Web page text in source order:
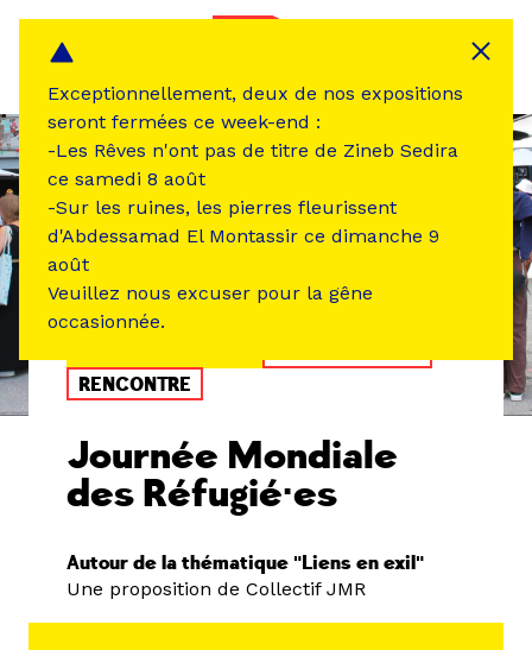
RENCONTRE
Journée Mondiale
des Réfugié·es
Autour de la thématique "Liens en exil"
Une proposition de Collectif JMR
Exceptionnellement, deux de nos expositions
seront fermées ce week-end :
-Les Rêves n'ont pas de titre de Zineb Sedira
ce samedi 8 août
-Sur les ruines, les pierres fleurissent
d'Abdessamad El Montassir ce dimanche 9
août
Veuillez nous excuser pour la gêne
occasionnée.
Panneau de gestion des cookies